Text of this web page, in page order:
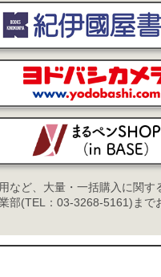
など、大量・一括購入に関す
部(TEL：03-3268-5161)まで